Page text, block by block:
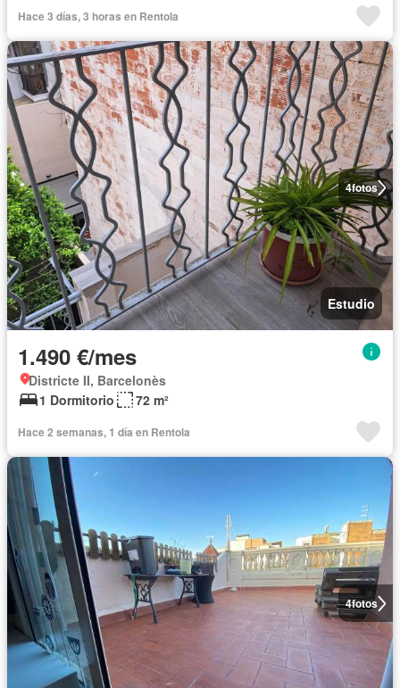
Hace 3 días, 3 horas en Rentola
4fotos
Estudio
1.490 €/mes
Districte II, Barcelonès
1 Dormitorio
72 m²
Hace 2 semanas, 1 día en Rentola
4fotos